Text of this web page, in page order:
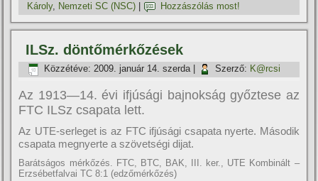
Károly, Nemzeti SC (NSC) Hozzászólás most!
ILSz. döntőmérkőzések
Közzétéve: 2009. január 14. szerda| Szerző: K@rcsi
Az 1913—14. évi ifjúsági bajnokság győztese az
FTC ILSz csapata lett.
Az UTE-serleget is az FTC ifjúsági csapata nyerte. Második
csapata megnyerte a szövetségi dijat.
Barátságos mérkőzés. FTC, BTC, BAK, III. ker., UTE Kombinált –
Erzsébetfalvai TC 8:1 (edzőmérkőzés)